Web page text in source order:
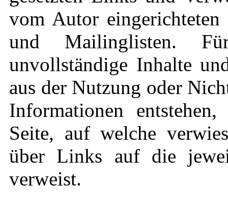
vom Autor eingerichteten
und Mailinglisten.
unvollständige Inhalte
aus der Nutzung oder
Informationen
Seite, auf welche
über Links auf die
verweist.